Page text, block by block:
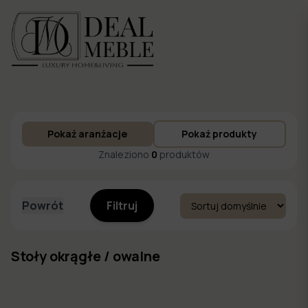
Ulubione
Pokaż aranżacje
Pokaż produkty
Znaleziono 0 produktów
Powrót Filtruj
Stoły okrągłe / owalne